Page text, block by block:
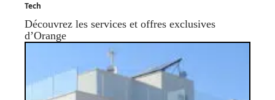
Tech
Découvrez les services et offres exclusives
d’Orange